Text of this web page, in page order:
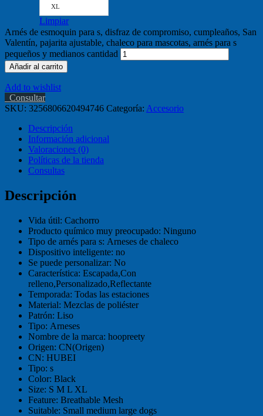
XL
Limpiar
Arnés de esmoquin para s, disfraz de compromiso, cumpleaños, San
Valentín, pajarita ajustable, chaleco para mascotas, arnés para s
pequeños y medianos cantidad
Añadir al carrito
Add to wishlist
Consultar
SKU: 3256806620494746 Categoría: Accesorio
Descripción
Información adicional
Valoraciones (0)
Políticas de la tienda
Consultas
Descripción
Vida útil: Cachorro
Producto químico muy preocupado: Ninguno
Tipo de arnés para s: Arneses de chaleco
Dispositivo inteligente: no
Se puede personalizar: No
Característica: Escapada,Con
relleno,Personalizado,Reflectante
Temporada: Todas las estaciones
Material: Mezclas de poliéster
Patrón: Liso
Tipo: Arneses
Nombre de la marca: hoopreety
Origen: CN(Origen)
CN: HUBEI
Tipo: s
Color: Black
Size: S M L XL
Feature: Breathable Mesh
Suitable: Small medium large dogs